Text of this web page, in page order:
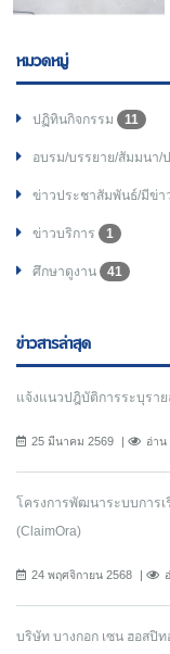
หมวดหมู่
ปฏิทินกิจกรรม 11
อบรม/บรรยาย/สัมมนา/
ข่าวประชาสัมพันธ์/มีข่า
ข่าวบริการ 1
ศึกษาดูงาน 41
ข่าวสารล่าสุด
แจ้งแนวปฎิบัติการระบุราย
25 มีนาคม 2569 อ่าน
โครงการพัฒนาระบบการ
(ClaimOra)
24 พฤศจิกายน 2568
บริษัท บางกอก เซน ฮอสปิ